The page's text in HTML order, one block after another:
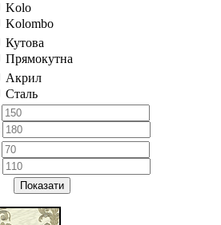
Kolo
Kolombo
Кутова
Прямокутна
Акрил
Сталь
Показати